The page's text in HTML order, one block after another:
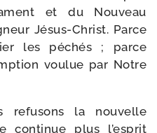
et du Nouveau
Jésus-​Christ. Parce
les péchés ; parce
vou­lue par Notre
refu­sons la nou­velle
conti­nue plus l’esprit